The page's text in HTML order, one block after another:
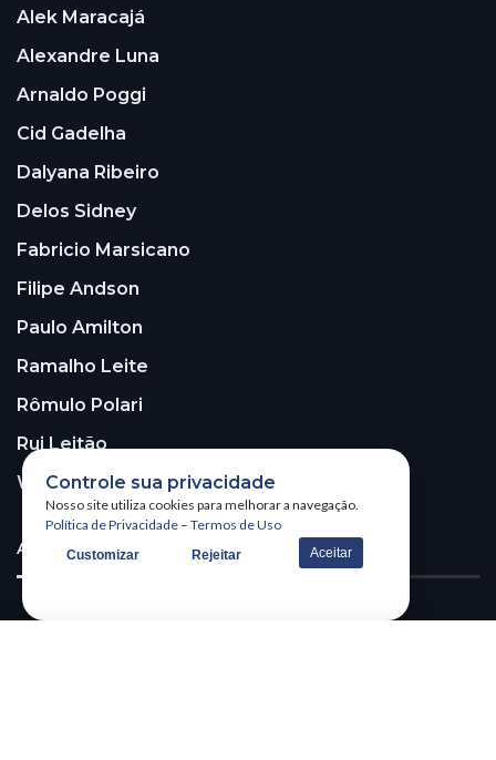
Alek Maracajá
Alexandre Luna
Arnaldo Poggi
Cid Gadelha
Dalyana Ribeiro
Delos Sidney
Fabricio Marsicano
Filipe Andson
Paulo Amilton
Ramalho Leite
Rômulo Polari
Rui Leitão
Walter Santos
ASSINE A NOSSA NEWSLETTER!
Controle sua privacidade
Nosso site utiliza cookies para melhorar a navegação.
Política de Privacidade – Termos de Uso
Customizar Rejeitar Aceitar